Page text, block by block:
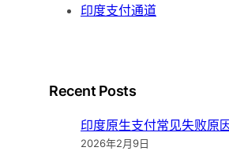
印度支付通道
Recent Posts
印度原生支付常见失败原
2026年2月9日